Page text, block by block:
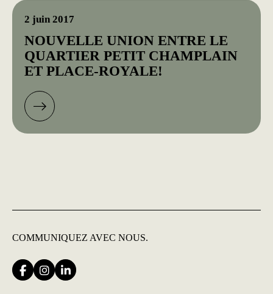
NOUVELLE UNION ENTRE LE
QUARTIER PETIT CHAMPLAIN
ET PLACE-ROYALE!
2 juin 2017
COMMUNIQUEZ AVEC NOUS.